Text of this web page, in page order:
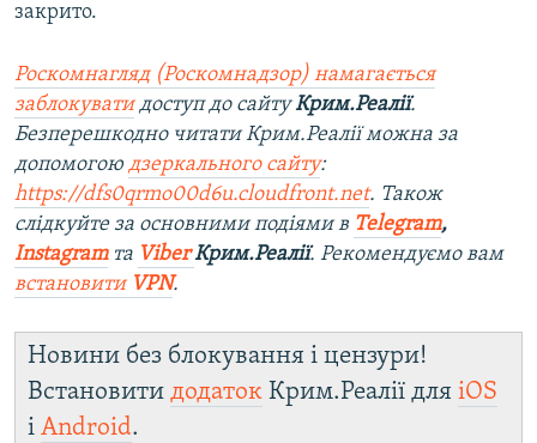
закрито.
Роскомнагляд (Роскомнадзор) намагається
заблокуватидоступ до сайтуКрим.Реалії.
Безперешкодно читати Крим.Реалії можна за
допомогою дзеркального сайту:
https://dfs0qrmo00d6u.cloudfront.net. Також
слідкуйте за основними подіями в Telegram,
Instagramта ViberКрим.Реалії. Рекомендуємо вам
встановити VPN.
Новини без блокування і цензури!
Встановити додаток Крим.Реалії для iOS
і Android.